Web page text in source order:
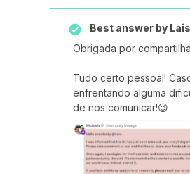
Best answer by
Obrigada por
Tudo certo pessoal!
enfrentando alguma
de nos comunicar!😉